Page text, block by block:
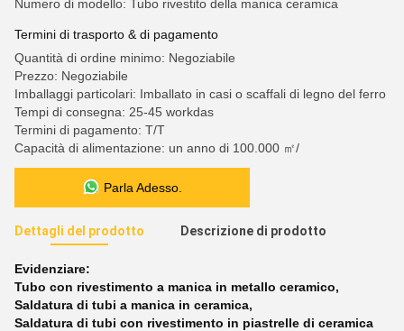
Numero di modello: Tubo rivestito della manica ceramica
Termini di trasporto & di pagamento
Quantità di ordine minimo: Negoziabile
Prezzo: Negoziabile
Imballaggi particolari: Imballato in casi o scaffali di legno del ferro
Tempi di consegna: 25-45 workdas
Termini di pagamento: T/T
Capacità di alimentazione: un anno di 100.000 ㎡/
Parla Adesso.
Dettagli del prodotto Descrizione di prodotto
Evidenziare:
Tubo con rivestimento a manica in metallo ceramico,
Saldatura di tubi a manica in ceramica,
Saldatura di tubi con rivestimento in piastrelle di ceramica